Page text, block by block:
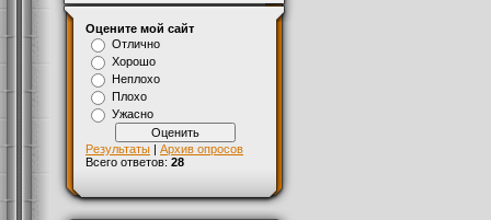
Оцените мой сайт
Отлично
Хорошо
Неплохо
Плохо
Ужасно
Результаты | Архив опросов
Всего ответов: 28